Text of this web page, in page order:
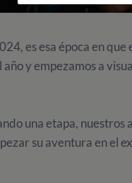
es esa época en
y empezamos a
una etapa, nuestros
su aventura en el